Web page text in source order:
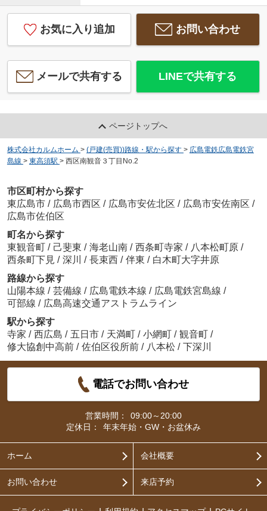
お気に入り追加 お問い合わせ
メールで共有する LINEで共有する
ページトップへ
株式会社カルムホーム > (戸建(売買))路線・駅から探す > 広島電鉄広島電鉄宮
島線 > 東高須駅 > 西区南観音３丁目No.2
市区町村から探す
東広島市 / 広島市西区 / 広島市安佐北区 / 広島市安佐南区 /
広島市佐伯区
町名から探す
東観音町 / 己斐東 / 海老山南 / 西条町寺家 / 八本松町原 /
西条町下見 / 深川 / 長束西 / 伴東 / 白木町大字井原
路線から探す
山陽本線 / 芸備線 / 広島電鉄本線 / 広島電鉄宮島線 /
可部線 / 広島高速交通アストラムライン
駅から探す
寺家 / 西広島 / 五日市 / 天満町 / 小網町 / 観音町 /
修大協創中高前 / 佐伯区役所前 / 八本松 / 下深川
電話でお問い合わせ
営業時間：
09:00～20:00
定休日：
年末年始・GW・お盆休み
ホーム 会社概要
お問い合わせ 来店予約